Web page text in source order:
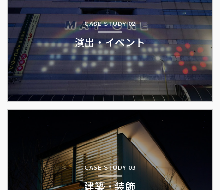
CASE STUDY 02
演出・イベント
CASE STUDY 03
建築・装飾